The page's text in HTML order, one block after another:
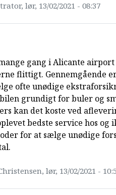
lør, 13/02/2021 - 08:37
gang i Alicante
flittigt. Gennemgående
ofte unødige
grundigt for buler og
kan det koste ved
bedste service hos og
for at sælge unødige
lør, 13/02/2021 -